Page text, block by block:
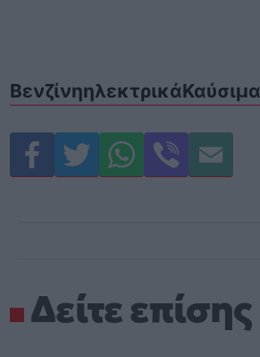
ΒενζίνηηλεκτρικάΚαύσιμα
Δείτε επίσης